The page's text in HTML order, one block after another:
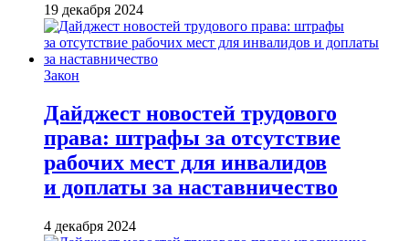
19 декабря 2024
Закон
Дайджест новостей трудового
права: штрафы за отсутствие
рабочих мест для инвалидов
и доплаты за наставничество
4 декабря 2024